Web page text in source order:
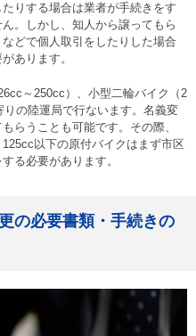
りする場合は業者が手続きをす
。しかし、知人から譲ってもら
どで個人取引をしたりした場合
あります。
～250cc）、小型二輪バイク（2
の陸運局で行ないます。名義変
らうことも可能です。その際、
以下の原付バイクはまず市区
る必要があります。
の必要書類・手続きの